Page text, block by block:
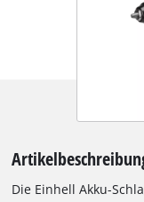
Die Einhell Akku-